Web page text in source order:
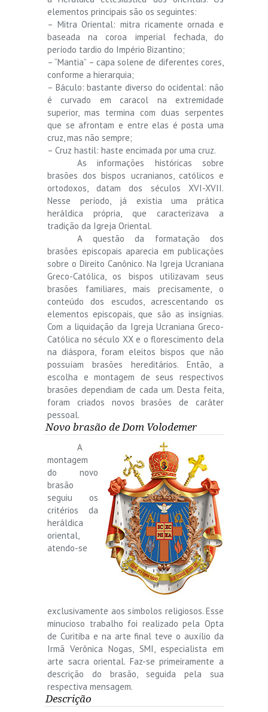
elementos principais são os seguintes:
– Mitra Oriental: mitra ricamente ornada e
baseada na coroa imperial fechada, do
período tardio do Império Bizantino;
– “Mantia” – capa solene de diferentes cores,
conforme a hierarquia;
– Báculo: bastante diverso do ocidental: não
é curvado em caracol na extremidade
superior, mas termina com duas serpentes
que se afrontam e entre elas é posta uma
cruz, mas não sempre;
– Cruz hastil: haste encimada por uma cruz.
As informações históricas sobre
brasões dos bispos ucranianos, católicos e
ortodoxos, datam dos séculos XVI-XVII.
Nesse período, já existia uma prática
heráldica própria, que caracterizava a
tradição da Igreja Oriental.
A questão da formatação dos
brasões episcopais aparecia em publicações
sobre o Direito Canônico. Na Igreja Ucraniana
Greco-Católica, os bispos utilizavam seus
brasões familiares, mais precisamente, o
conteúdo dos escudos, acrescentando os
elementos episcopais, que são as insígnias.
Com a liquidação da Igreja Ucraniana Greco-
Católica no século XX e o florescimento dela
na diáspora, foram eleitos bispos que não
possuíam brasões hereditários. Então, a
escolha e montagem de seus respectivos
brasões dependiam de cada um. Desta feita,
foram criados novos brasões de caráter
pessoal.
Novo brasão de Dom Volodemer
A
montagem
do novo
brasão
seguiu os
critérios da
heráldica
oriental,
atendo-se
exclusivamente aos símbolos religiosos. Esse
minucioso trabalho foi realizado pela Opta
de Curitiba e na arte final teve o auxílio da
Irmã Verônica Nogas, SMI, especialista em
arte sacra oriental. Faz-se primeiramente a
descrição do brasão, seguida pela sua
respectiva mensagem.
Descrição